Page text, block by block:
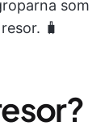
som
🧳